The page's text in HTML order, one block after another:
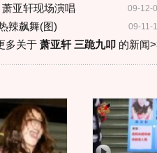
09-12-
亚轩现场演唱
09-11-
辣飙舞(图)
多关于 萧亚轩 三跪九叩的新闻